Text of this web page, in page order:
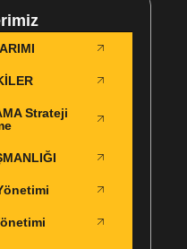
Strateji